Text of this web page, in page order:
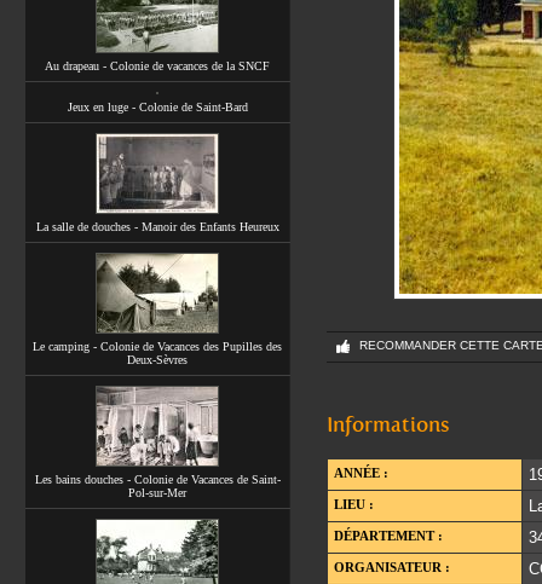
Au drapeau - Colonie de vacances de la SNCF
Jeux en luge - Colonie de Saint-Bard
La salle de douches - Manoir des Enfants Heureux
Le camping - Colonie de Vacances des Pupilles des
Deux-Sèvres
Les bains douches - Colonie de Vacances de Saint-
Pol-sur-Mer
RECOMMANDER CETTE
Informations
ANNÉE :
LIEU :
DÉPARTEMENT :
ORGANISATEUR :